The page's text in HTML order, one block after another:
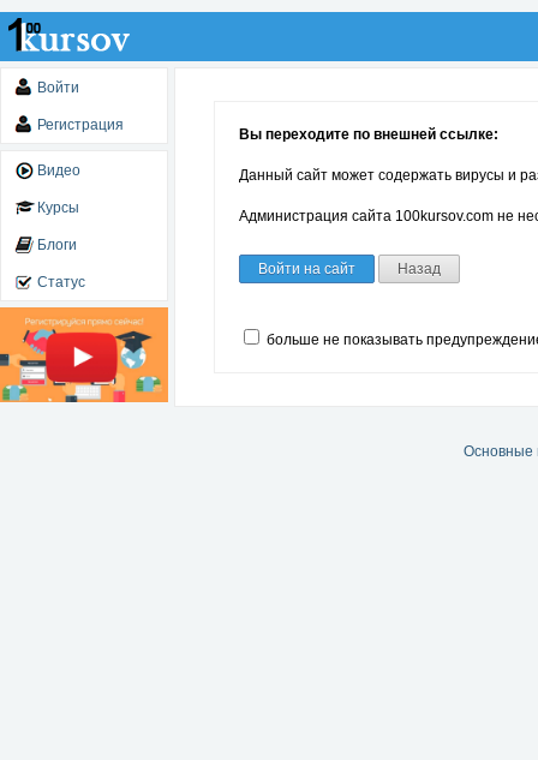
Войти
Регистрация
Видео
Курсы
Блоги
Статус
Вы переходите по внешней ссылке:
Данный сайт может содержать вирусы и
Администрация сайта 100kursov.com не
Войти на сайт Назад
больше не показывать
Основные